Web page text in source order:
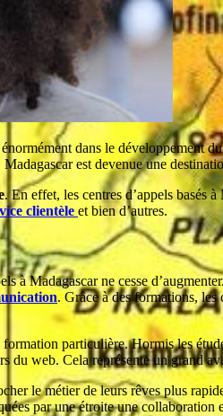
dans le développement
est devenue une
. En effet, les centres d’appels basés
clientèle et bien d’autres.
à Madagascar ne cesse
. Grâce à des formations, les
particulière. Hormis les
web. Cela représente un grand
le métier de leurs rêves plus
par une étroite une collaboration